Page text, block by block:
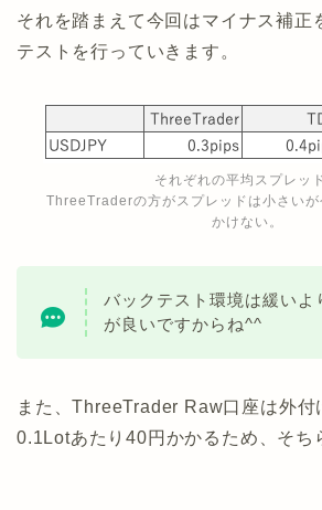
それを踏まえて今回はマイナス補正
テストを行っていきます。
それぞれの平均スプレッド
ThreeTraderの方がスプレッドは小さいが
かけない。
バックテスト環境は緩いよ
が良いですからね^^
また、ThreeTrader Raw口座は外付
0.1Lotあたり40円かかるため、そち